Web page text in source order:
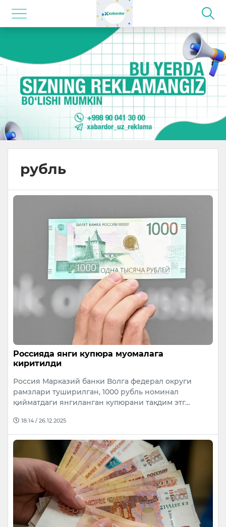
рубль
Россияда янги купюра муомалага
киритилди
Россия Марказий банки Волга федерал округи
рамзлари туширилган, 1000 рубль номинал
қийматдаги янгиланган купюрани тақдим этг…
18:14 / 26.12.2025